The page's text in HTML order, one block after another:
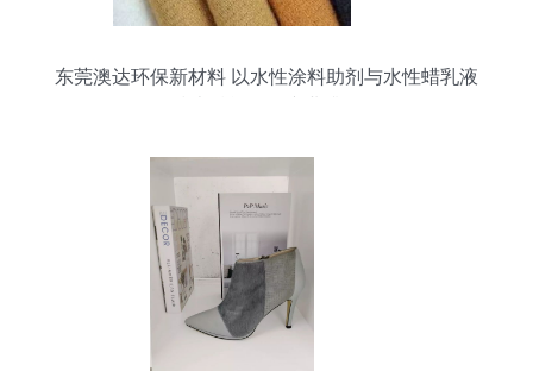
东莞澳达环保新材料 以水性涂料助剂与水性蜡乳液